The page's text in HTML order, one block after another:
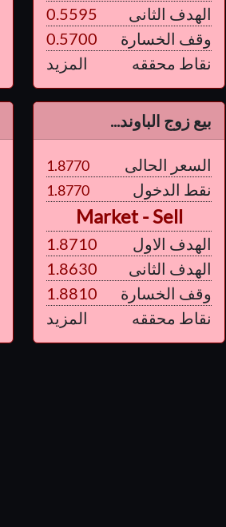
الهدف الثانى
0.5595
وقف الخسارة
0.5700
نقاط محققه
المزيد
بيع زوج الباوند...
السعر الحالى 1.8770
نقط الدخول 1.8770
Market - Sell
الهدف الاول
1.8710
الهدف الثانى
1.8630
وقف الخسارة
1.8810
نقاط محققه
المزيد